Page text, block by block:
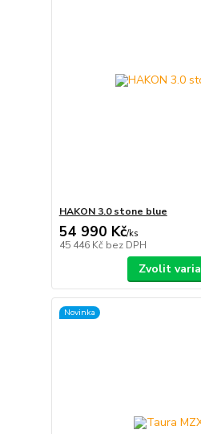
HAKON 3.0 stone blue
54 990 Kč/ks
45 446 Kč bez DPH
Zvolit
Novinka